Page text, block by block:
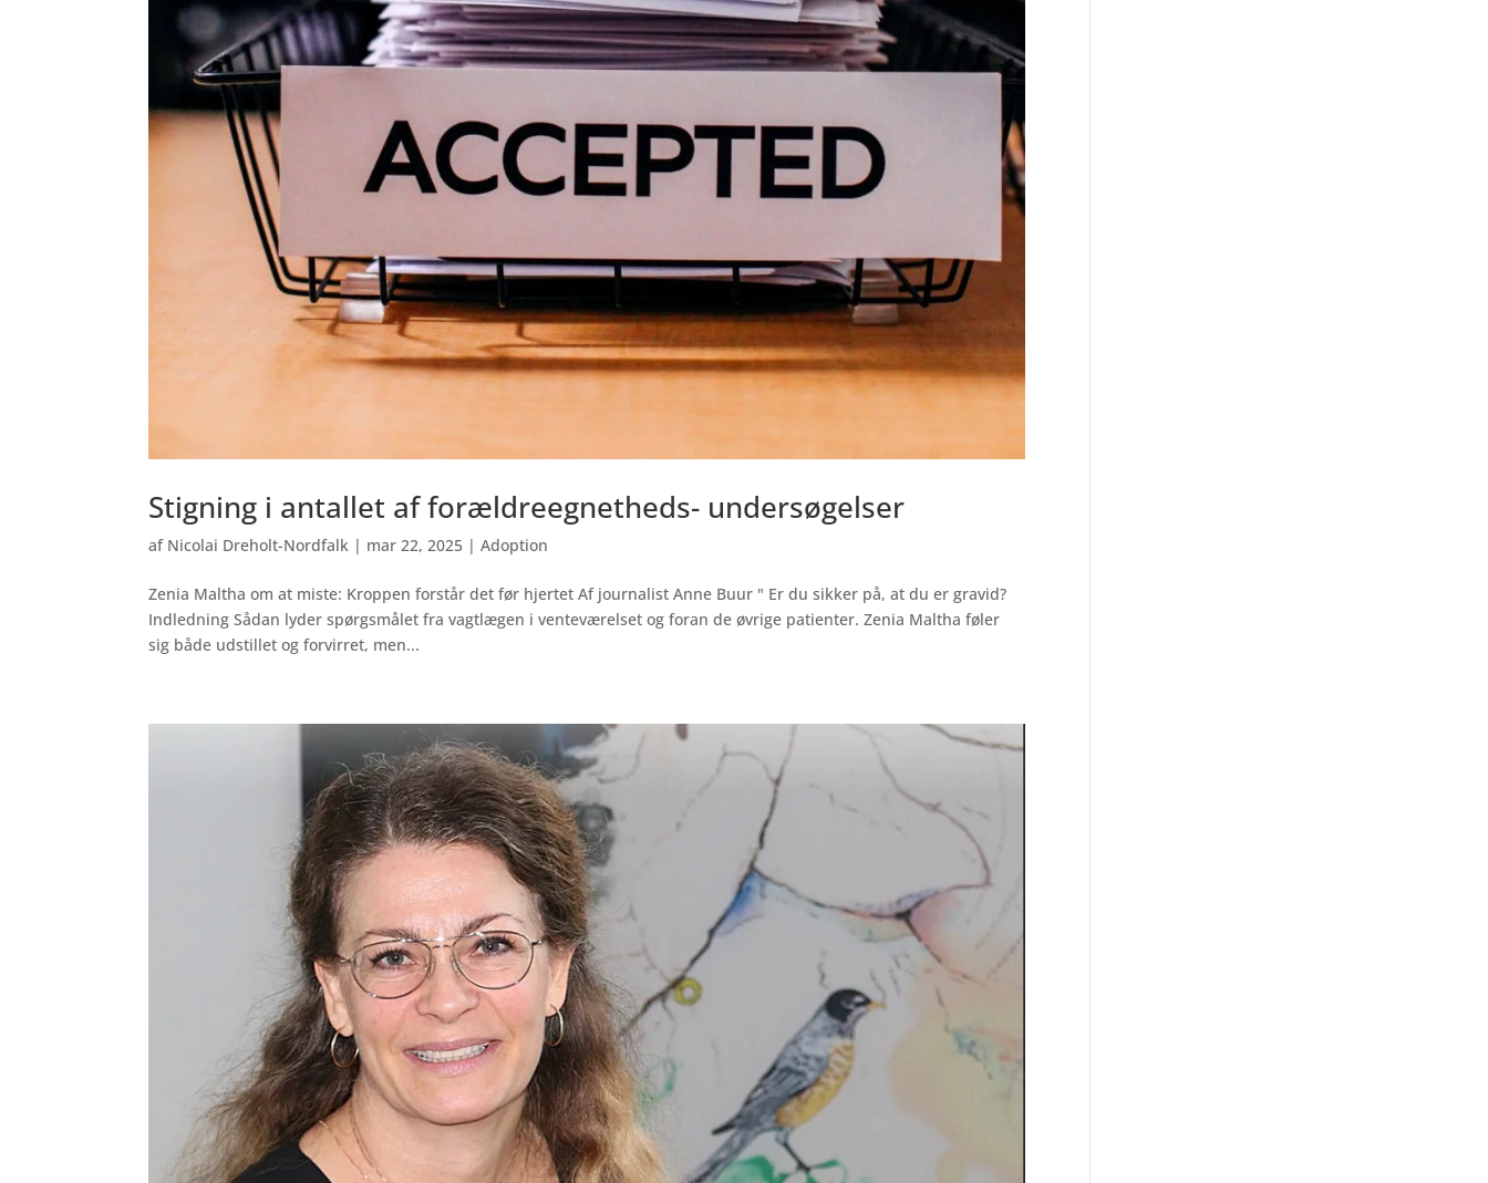
Stigning i antallet af forældreegnetheds- undersøgelser
af Nicolai Dreholt-Nordfalk | mar 22, 2025 |Adoption
Zenia Maltha om at miste: Kroppen forstår det før hjertet Af journalist Anne Buur " Er du sikker på, at du er gravid?
Indledning Sådan lyder spørgsmålet fra vagtlægen i venteværelset og foran de øvrige patienter. Zenia Maltha føler
sig både udstillet og forvirret, men...